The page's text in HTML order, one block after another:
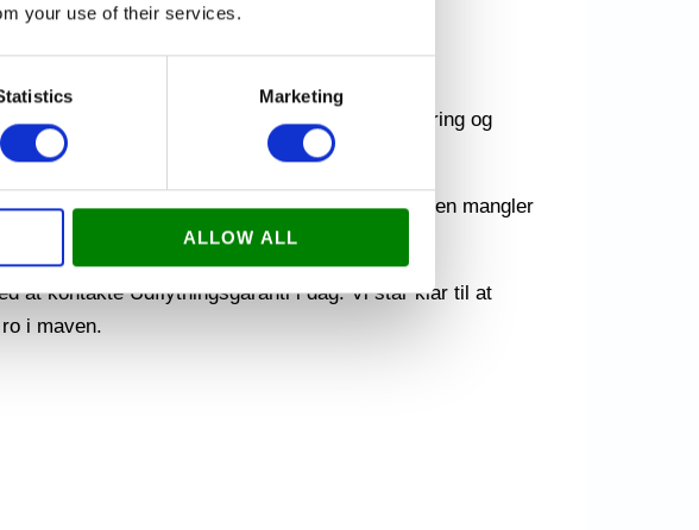
your use of their services.
Marketing
ALLOW ALL
selv skal stå med al arbejdet. Med vores erfaring og
på, at alt er i orden inden du flytter ud.
dit depositum tilbage, hvis der skulle være nogen mangler
til dit næste hjem.
at kontakte Udflytningsgaranti i dag. Vi står klar til at
i maven.